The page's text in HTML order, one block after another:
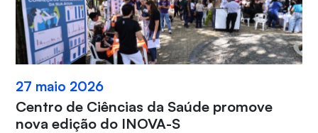
27 maio 2026
Centro de Ciências da Saúde promove
nova edição do INOVA-S